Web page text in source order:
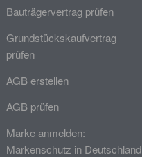
Bauträgervertrag prüfen
Grundstückskaufvertrag
prüfen
AGB erstellen
AGB prüfen
Marke anmelden:
Markenschutz in Deutschland